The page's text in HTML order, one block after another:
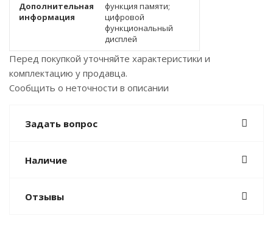
Дополнительная
информация
функция памяти;
цифровой
функциональный
дисплей
Перед покупкой уточняйте характеристики и
комплектацию у продавца.
Сообщить о неточности в описании
Задать вопрос
Наличие
Отзывы